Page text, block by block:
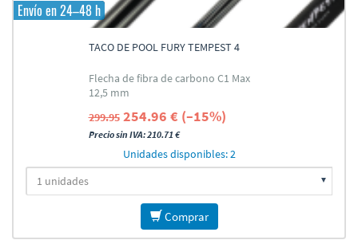
Envío en 24–48 h
TACO DE POOL FURY TEMPEST 4
Flecha de fibra de carbono C1 Max
12,5 mm
299.95 254.96 € (–15%)
Precio sin IVA: 210.71 €
Unidades disponibles: 2
Comprar